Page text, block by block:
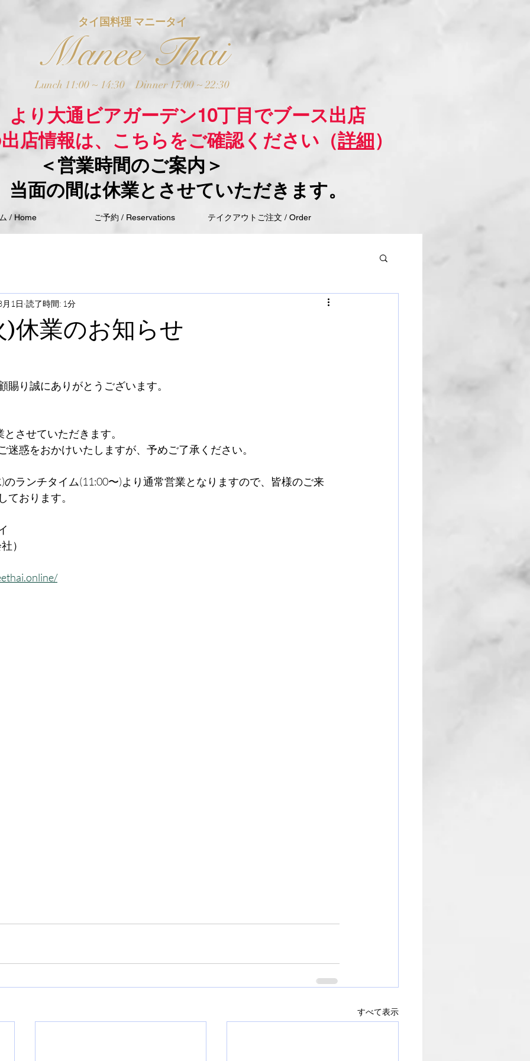
タイ国料理 マニータイ
Manee Thai
Lunch 11:00 ~ 14:30Dinner 17:00 ~ 22:30
より大通ビアガーデン10丁目でブース出店
店情報は、こちらをご確認ください（詳細）
＜営業時間のご案内＞
当面の間は休業とさせていただきます。
/ Home ご予約 / Reservations テイクアウトご注文 / Order
休業のお知らせ
1日 読了時間: 1分
賜り誠にありがとうございます。
させていただきます。
迷惑をおかけいたしますが、予めご了承ください。
のランチタイム(11:00〜)より通常営業となりますので、皆様のご来
ております。
）
すべて表示